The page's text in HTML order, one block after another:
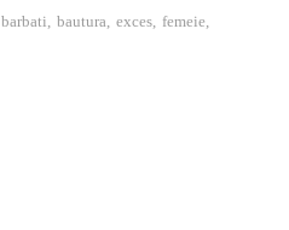
barbati, bautura, exces, femeie,